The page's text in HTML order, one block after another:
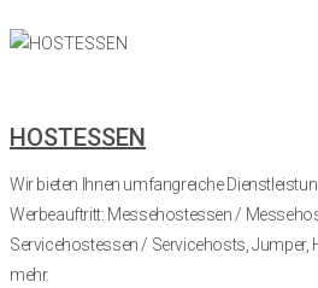
HOSTESSEN
Wir bieten Ihnen umfangreiche
Werbeauftritt: Messehostessen /
Servicehostessen / Servicehosts, Jumper,
mehr.